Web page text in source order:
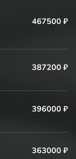
467500 ₽
387200 ₽
396000 ₽
363000 ₽